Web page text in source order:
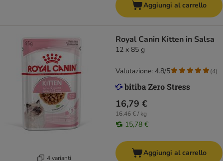
Aggiungi al carrello
4 varianti
Royal Canin Kitten in Salsa
12 x 85 g
16,79 €
16,46 € / kg
15,78 €
Valutazione: 4.8/5 (4)
Aggiungi al carrello